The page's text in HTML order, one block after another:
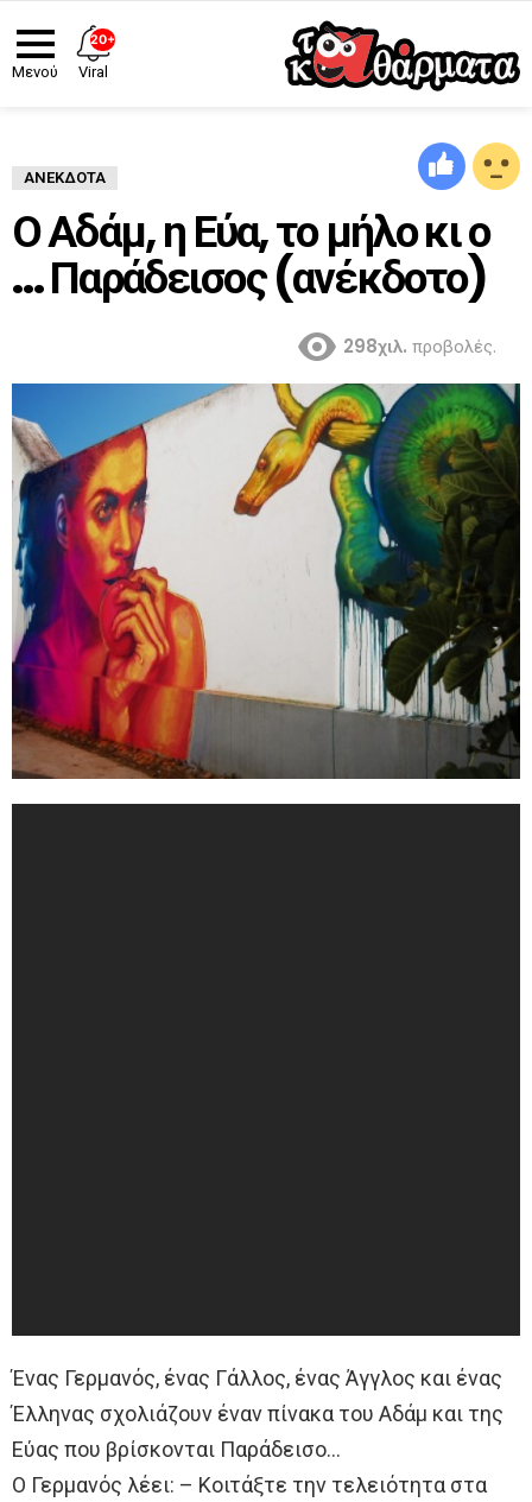
Μενού
ΑΝΈΚΔΟΤΑ
Ο Αδάμ, η Εύα, το μήλο κι ο
… Παράδεισος (ανέκδοτο)
298χιλ. προβολές.
Ένας Γερμανός, ένας Γάλλος, ένας Άγγλος και ένας
Έλληνας σχολιάζουν έναν πίνακα του Αδάμ και της
Εύας που βρίσκονται Παράδεισο…
Ο Γερμανός λέει: – Κοιτάξτε την τελειότητα στα
20+
Viral